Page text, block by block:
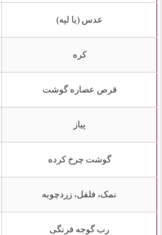
عدس (یا لپه)
کره
قرص عصاره گوشت
پیاز
گوشت چرخ کرده
نمک، فلفل، زردچوبه
رب گوجه فرنگی